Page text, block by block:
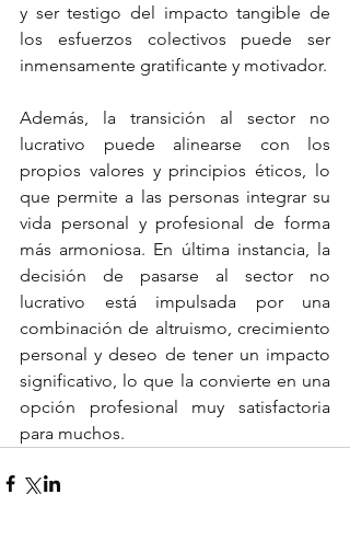
y ser testigo del impacto tangible de
los esfuerzos colectivos puede ser
inmensamente gratificante y motivador.
Además, la transición al sector no
lucrativo puede alinearse con los
propios valores y principios éticos, lo
que permite a las personas integrar su
vida personal y profesional de forma
más armoniosa. En última instancia, la
decisión de pasarse al sector no
lucrativo está impulsada por una
combinación de altruismo, crecimiento
personal y deseo de tener un impacto
significativo, lo que la convierte en una
opción profesional muy satisfactoria
para muchos.